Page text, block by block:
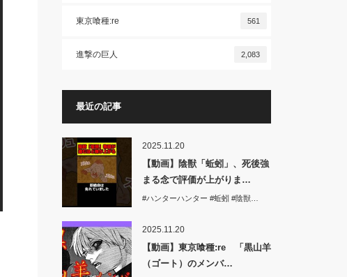
東京喰種:re 561
進撃の巨人 2,083
最近の記事
2025.11.20
【動画】陰獣「蚯蚓」、死後強
まる念で評価が上がりま…
#ハンターハンター #蚯蚓 #陰獣…
2025.11.20
【動画】東京喰種:re 「黒山羊
（ゴート）のメンバ…